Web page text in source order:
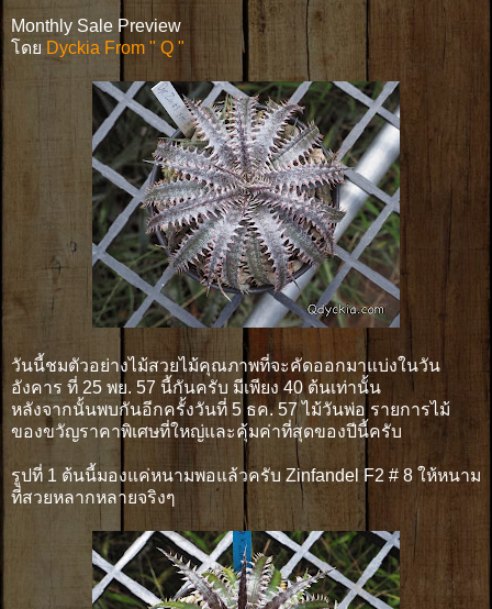
Monthly Sale Preview
โดย Dyckia From " Q "
วันนี้ชมตัวอย่างไม้สวยไม้คุณภาพที่จะคัดออกมาแบ่งในวัน
อังคาร ที่ 25 พย. 57 นี้กันครับ มีเพียง 40 ต้นเท่านั้น
หลังจากนั้นพบกันอีกครั้งวันที่ 5 ธค. 57 ไม้วันพ่อ รายการไม้
ของขวัญราคาพิเศษที่ใหญ่และคุ้มค่าที่สุดของปีนี้ครับ
รูปที่ 1 ต้นนี้มองแค่หนามพอแล้วครับ Zinfandel F2 # 8 ให้หนาม
ที่สวยหลากหลายจริงๆ